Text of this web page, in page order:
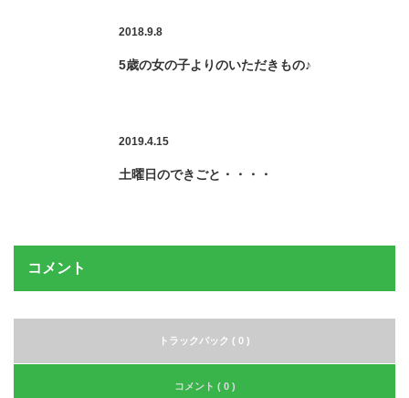
2018.9.8
5歳の女の子よりのいただきもの♪
2019.4.15
土曜日のできごと・・・・
コメント
トラックバック ( 0 )
コメント ( 0 )